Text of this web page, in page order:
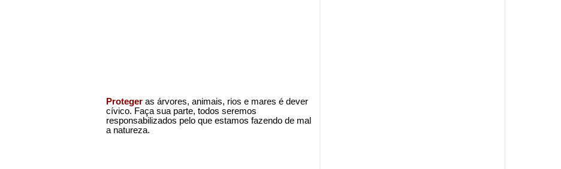
Proteger as árvores, animais, rios e mares é dever
cívico. Faça sua parte, todos seremos
responsabilizados pelo que estamos fazendo de mal
a natureza.